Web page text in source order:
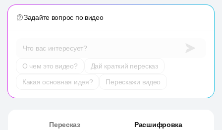
Задайте вопрос по видео
Что вас интересует?
О чем это видео?
Дай краткий пересказ
Какая основная идея?
Перескажи видео
Пересказ Расшифровка